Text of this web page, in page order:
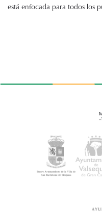
está enfocada para todos los